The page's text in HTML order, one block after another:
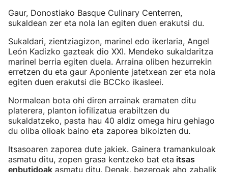
Gaur, Donostiako Basque Culinary Centerren,
sukaldean zer eta nola lan egiten duen erakutsi du.
Sukaldari, zientziagizon, marinel edo ikerlaria, Angel
León Kadizko gazteak dio XXI. Mendeko sukaldaritza
marinel berria egiten duela. Arraina oliben hezurrekin
erretzen du eta gaur Aponiente jatetxean zer eta nola
egiten duen erakutsi die BCCko ikasleei.
Normalean bota ohi diren arrainak eramaten ditu
platerera, planton iofilizatua erabiltzen du
sukaldatzeko, pasta hau 40 aldiz omega hiru gehiago
du oliba olioak baino eta zaporea bikoizten du.
Itsasoaren zaporea dute jakiek. Gainera tramankuloak
asmatu ditu, zopen grasa kentzeko bat eta itsas
enbutidoak asmatu ditu. Denak, bezeroak aho zabalik